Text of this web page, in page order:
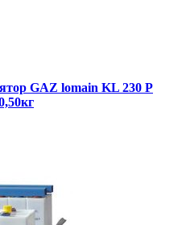
GAZ lomain KL 230 P